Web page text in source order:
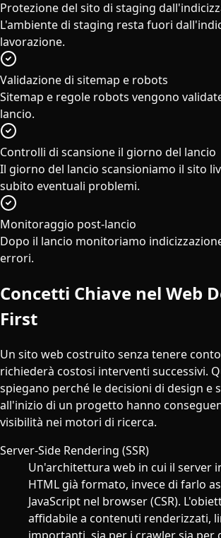
Protezione del sito di staging
L'ambiente di staging resta fuori
lavorazione.
Validazione di sitemap e robots
Sitemap e regole robots vengono
lancio.
Controlli di scansione il giorno del lancio
Il giorno del lancio scansioniamo il sito
subito eventuali problemi.
Monitoraggio post-lancio
Dopo il lancio monitoriamo
errori.
Concetti Chiave nel Web
First
Un sito web costruito senza tenere conto
richiederà costosi interventi successivi.
spiegano perché le decisioni di design e
all'inizio di un progetto hanno
visibilità nei motori di ricerca.
Server-Side Rendering (SSR)
Un'architettura web in cui il server
HTML già formato, invece di farlo
JavaScript nel browser (CSR).
affidabile a contenuti renderizzati,